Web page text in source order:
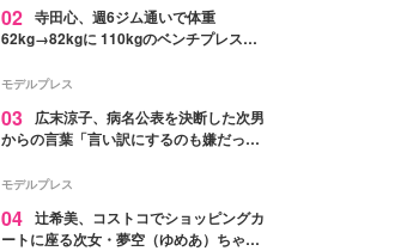
02 寺田心、週6ジム通いで体重
62kg→82kgに 110kgのベンチプレス持
「かっこいい」と反響
モデルプレス
03
広末涼子、病名公表を決断した次男
からの言葉「言い訳にするのも嫌だっ
モデルプレス
04 辻希美、コストコでショッピングカ
ートに座る次女・夢空（ゆめあ）ちゃん